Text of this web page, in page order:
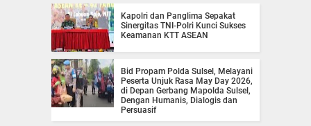
Kapolri dan Panglima Sepakat
Sinergitas TNI-Polri Kunci Sukses
Keamanan KTT ASEAN
Bid Propam Polda Sulsel, Melayani
Peserta Unjuk Rasa May Day 2026,
di Depan Gerbang Mapolda Sulsel,
Dengan Humanis, Dialogis dan
Persuasif